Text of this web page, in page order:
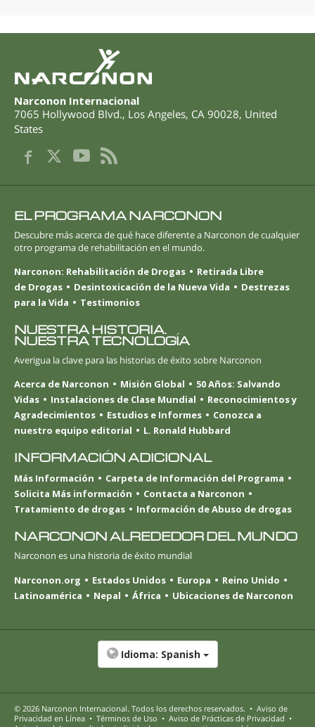
Narconon Internacional
7065 Hollywood Blvd., Los Angeles, CA 90028, United
States
EL PROGRAMA NARCONON
Descubre más acerca de qué hace diferente a Narconon de cualquier
otro programa de rehabilitación en el mundo.
Narconon: Rehabilitación de Drogas
Retirada Libre
de Drogas
Desintoxicación de la Nueva Vida
Destrezas
para la Vida
Testimonios
NUESTRA HISTORIA.
NUESTRA TECNOLOGÍA
Averigua la clave para las historias de éxito sobre Narconon
Acerca de Narconon
Misión Global
50 Años: Salvando
Vidas
Instalaciones de Clase Mundial
Reconocimientos y
Agradecimientos
Estudios e Informes
Conozca a
nuestro equipo editorial
L. Ronald Hubbard
INFORMACIÓN ADICIONAL
Más Información
Carpeta de Información del Programa
Solicita Más información
Contacta a Narconon
Tratamiento de drogas
Información de Abuso de drogas
NARCONON ALREDEDOR DEL MUNDO
Narconon es una historia de éxito mundial
Narconon.org
Estados Unidos Europa
Reino Unido
Latinoamérica
Nepal África Ubicaciones de Narconon
Idioma: Spanish
© 2026 Narconon Internacional. Todos los derechos reservados. • Aviso de
Privacidad en Línea • Términos de Uso • Aviso de Prácticas de Privacidad •